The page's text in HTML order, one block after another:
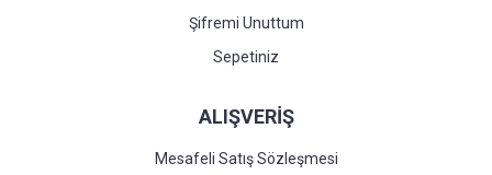
Şifremi Unuttum
Sepetiniz
ALIŞVERİŞ
Mesafeli Satış Sözleşmesi